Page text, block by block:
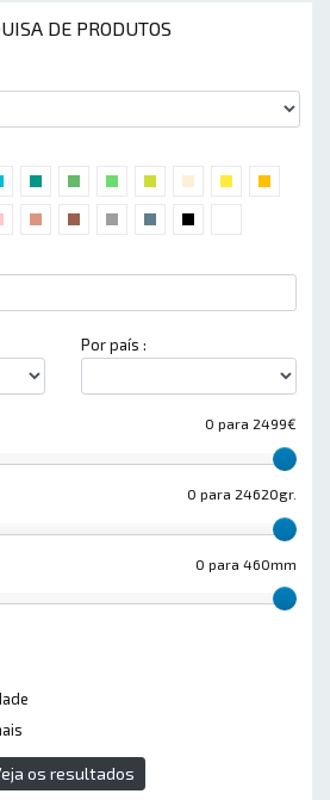
DE PRODUTOS
Por país :
0 para 2499€
0 para 24620gr.
0 para 460mm
os resultados